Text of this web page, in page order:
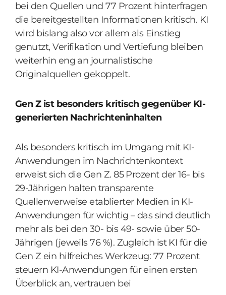
bei den Quellen und 77 Prozent hinterfragen
die bereitgestellten Informationen kritisch. KI
wird bislang also vor allem als Einstieg
genutzt, Verifikation und Vertiefung bleiben
weiterhin eng an journalistische
Originalquellen gekoppelt.
Gen Z ist besonders kritisch gegenüber KI-
generierten Nachrichteninhalten
Als besonders kritisch im Umgang mit KI-
Anwendungen im Nachrichtenkontext
erweist sich die Gen Z. 85 Prozent der 16- bis
29-Jährigen halten transparente
Quellenverweise etablierter Medien in KI-
Anwendungen für wichtig – das sind deutlich
mehr als bei den 30- bis 49- sowie über 50-
Jährigen (jeweils 76 %). Zugleich ist KI für die
Gen Z ein hilfreiches Werkzeug: 77 Prozent
steuern KI-Anwendungen für einen ersten
Überblick an, vertrauen bei